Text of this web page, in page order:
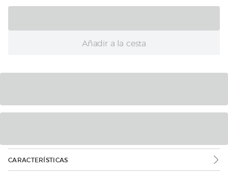
Añadir a la cesta
CARACTERÍSTICAS